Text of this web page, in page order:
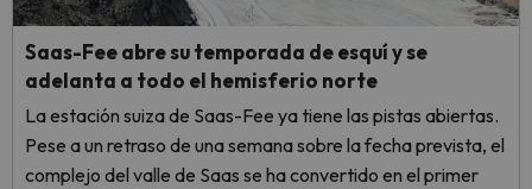
Saas-Fee abre su temporada de esquí y se
adelanta a todo el hemisferio norte
La estación suiza de Saas-Fee ya tiene las pistas abiertas.
Pese a un retraso de una semana sobre la fecha prevista, el
complejo del valle de Saas se ha convertido en el primer